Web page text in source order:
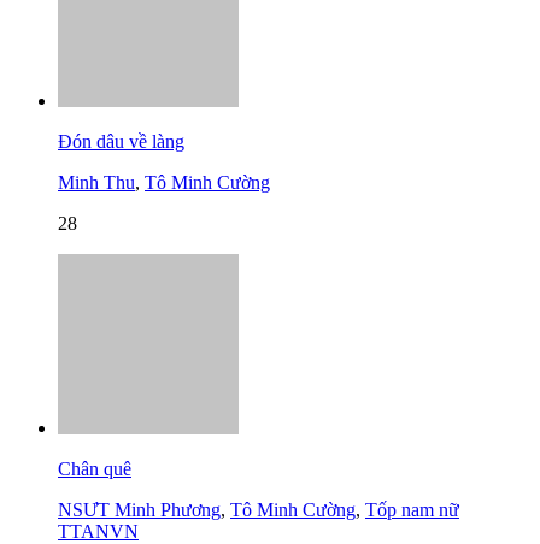
Đón dâu về làng
Minh Thu, Tô Minh Cường
28
Chân quê
NSƯT Minh Phương, Tô Minh Cường, Tốp nam nữ
TTANVN